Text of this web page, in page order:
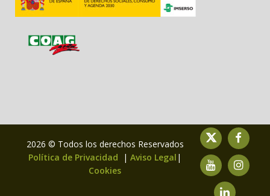
2026 © Todos los derechos Reservados
Política de Privacidad
| Aviso Legal |
Cookies